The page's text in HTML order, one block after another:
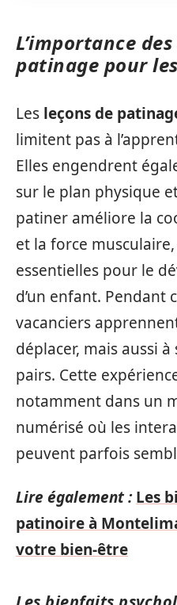
L’importance
patinage pour
Les leçons de
limitent pas à
Elles engendrent
sur le plan physique
patiner améliore la
et la force
essentielles pour le
d’un enfant. Pendant
vacanciers
déplacer, mais aussi
pairs. Cette
notamment dans un
numérisé où les
peuvent parfois
Lire également : Les
patinoire à
votre bien-être